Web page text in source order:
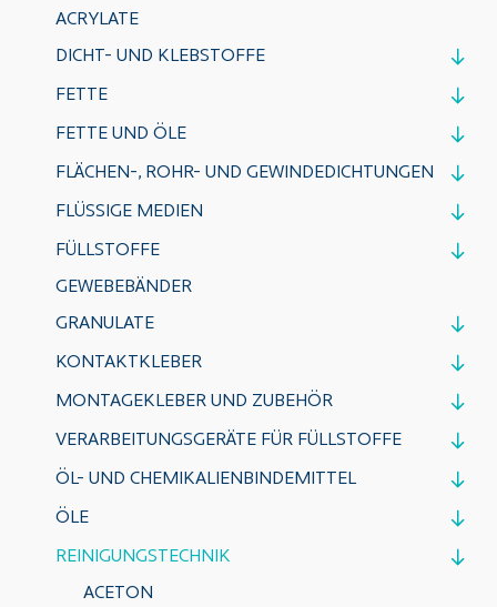
ACRYLATE
DICHT- UND KLEBSTOFFE
FETTE
FETTE UND ÖLE
FLÄCHEN-, ROHR- UND GEWINDEDICHTUNGEN
FLÜSSIGE MEDIEN
FÜLLSTOFFE
GEWEBEBÄNDER
GRANULATE
KONTAKTKLEBER
MONTAGEKLEBER UND ZUBEHÖR
VERARBEITUNGSGERÄTE FÜR FÜLLSTOFFE
ÖL- UND CHEMIKALIENBINDEMITTEL
ÖLE
REINIGUNGSTECHNIK
ACETON